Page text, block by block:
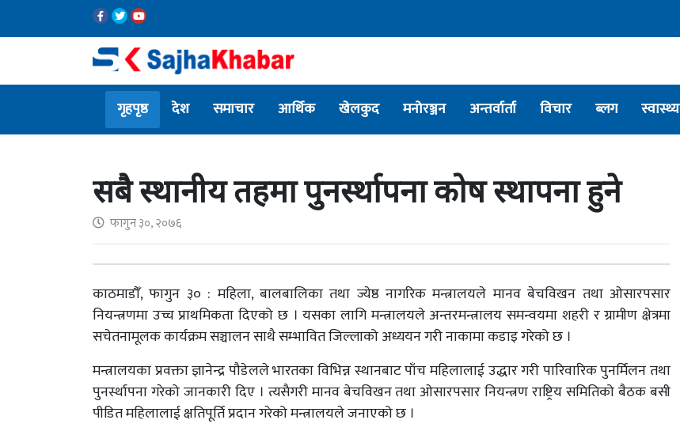
गृहपृष्ठ देश समाचार आर्थिक खेलकुद मनोरञ्जन अन्तर्वार्ता विचार ब्लग स्वास्थ्य
सबै स्थानीय तहमा पुनर्स्थापना कोष स्थापना हुने
फागुन ३०, २०७६
काठमाडौँ, फागुन ३० : महिला, बालबालिका तथा ज्येष्ठ नागरिक मन्त्रालयले मानव बेचविखन तथा ओसारपसार
नियन्त्रणमा उच्च प्राथमिकता दिएको छ । यसका लागि मन्त्रालयले अन्तरमन्त्रालय समन्वयमा शहरी र ग्रामीण क्षेत्रमा
सचेतनामूलक कार्यक्रम सञ्चालन साथै सम्भावित जिल्लाको अध्ययन गरी नाकामा कडाइ गरेको छ ।
मन्त्रालयका प्रवक्ता ज्ञानेन्द्र पौडेलले भारतका विभिन्न स्थानबाट पाँच महिलालाई उद्धार गरी पारिवारिक पुनर्मिलन तथा
पुनर्स्थापना गरेको जानकारी दिए । त्यसैगरी मानव बेचविखन तथा ओसारपसार नियन्त्रण राष्ट्रिय समितिको बैठक बसी
पीडित महिलालाई क्षतिपूर्ति प्रदान गरेको मन्त्रालयले जनाएको छ ।